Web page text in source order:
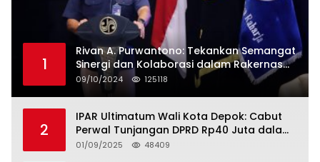
1
Rivan A. Purwantono: Tekankan Semangat
Sinergi dan Kolaborasi dalam Rakernas
Serikat Pekerja Jasa Raharja
09/10/2024 125118
2
IPAR Ultimatum Wali Kota Depok: Cabut
Perwal Tunjangan DPRD Rp40 Juta dalam
5 Hari atau Hadapi Aksi Rakyat
01/09/2025 48409